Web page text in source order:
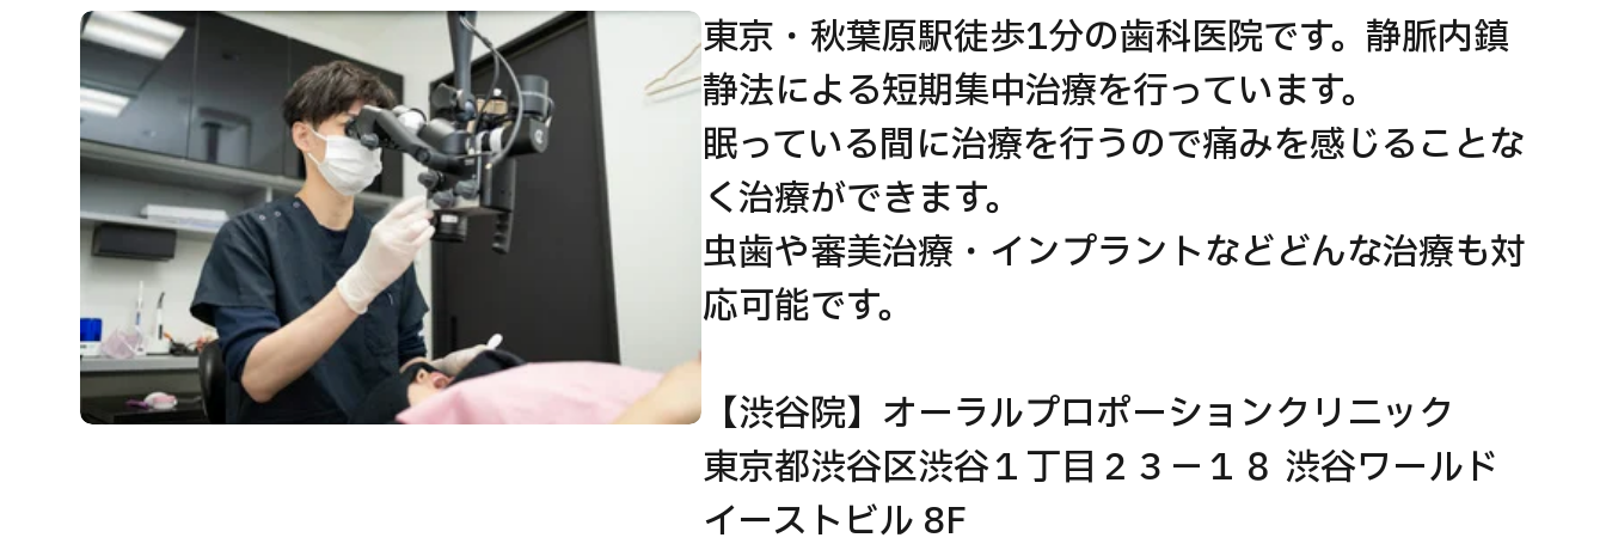
お問い合わせ
東京・秋葉原駅徒歩1分の歯科医院です。静脈内鎮
静法による短期集中治療を行っています。
眠っている間に治療を行うので痛みを感じることな
く治療ができます。
虫歯や審美治療・インプラントなどどんな治療も対
応可能です。
【渋谷院】オーラルプロポーションクリニック
東京都渋谷区渋谷１丁目２３－１８ 渋谷ワールド
イーストビル 8F